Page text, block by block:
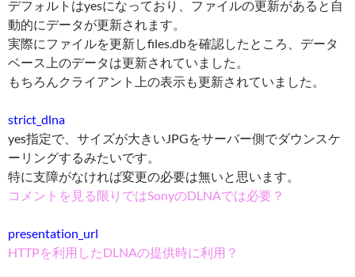
デフォルトはyesになっており、ファイルの更新があると自
動的にデータが更新されます。
実際にファイルを更新しfiles.dbを確認したところ、データ
ベース上のデータは更新されていました。
もちろんクライアント上の表示も更新されていました。
strict_dlna
yes指定で、サイズが大きいJPGをサーバー側でダウンスケ
ーリングするみたいです。
特に支障がなければ変更の必要は無いと思います。
コメントを見る限りではSonyのDLNAでは必要？
presentation_url
HTTPを利用したDLNAの提供時に利用？